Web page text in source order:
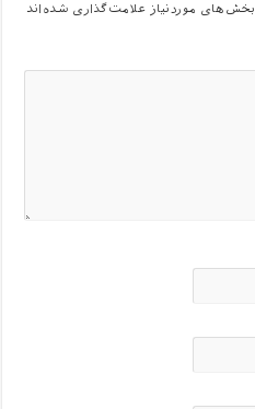
بخش‌های موردنیاز علامت‌گذاری شده‌اند